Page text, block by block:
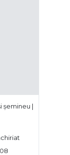
șemineu |